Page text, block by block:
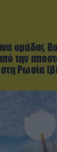
ομάδας
την
Ρωσία